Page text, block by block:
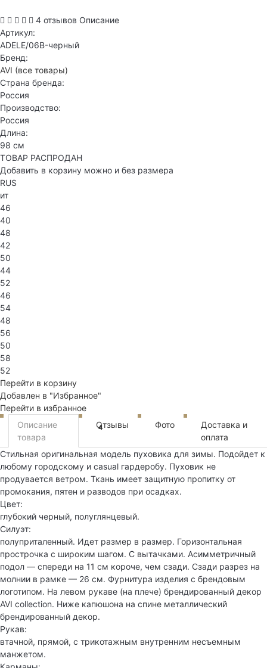
4 отзывов Описание
Артикул:
ADELE/06B-черный
Бренд:
AVI (все товары)
Страна бренда:
Россия
Производство:
Россия
Длина:
98 см
ТОВАР РАСПРОДАН
Добавить в корзину можно и без размера
RUS
ит
46
40
48
42
50
44
52
46
54
48
56
50
58
52
Перейти в корзину
Добавлен в "Избранное"
Перейти в избранное
Описание
товара
Отзывы
4 Фото
Доставка и
оплата
Стильная оригинальная модель пуховика для зимы. Подойдет к
любому городскому и casual гардеробу. Пуховик не
продувается ветром. Ткань имеет защитную пропитку от
промокания, пятен и разводов при осадках.
Цвет:
глубокий черный, полуглянцевый.
Силуэт:
полуприталенный. Идет размер в размер. Горизонтальная
прострочка с широким шагом. С вытачками. Асимметричный
подол — спереди на 11 см короче, чем сзади. Сзади разрез на
молнии в рамке — 26 см. Фурнитура изделия с брендовым
логотипом. На левом рукаве (на плече) брендированный декор
AVI collection. Ниже капюшона на спине металлический
брендированный декор.
Рукав:
втачной, прямой, с трикотажным внутренним несъемным
манжетом.